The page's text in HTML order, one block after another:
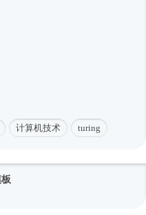
计算机技术 turing